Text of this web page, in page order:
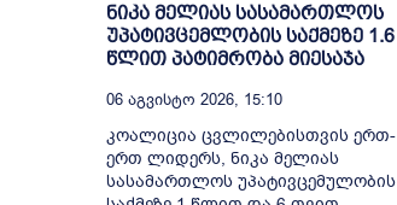
ნიკა მელიას სასამართლოს
უპატივცემლობის საქმეზე 1.6
წლით პატიმრობა მიესაჯა
06 Აგვისტო 2026, 15:10
კოალიცია ცვლილებისთვის ერთ-
ერთ ლიდერს, ნიკა მელიას
სასამართლოს უპატივცემულობის